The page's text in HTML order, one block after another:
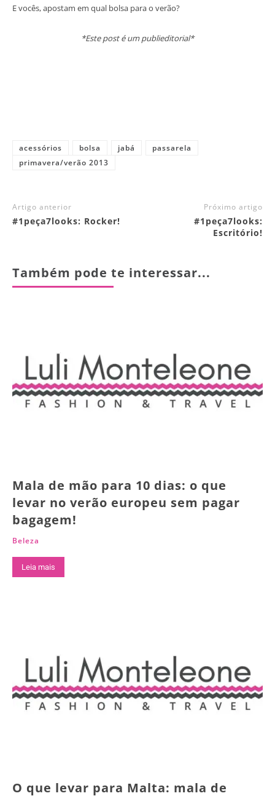
E vocês, apostam em qual bolsa para o verão?
*Este post é um publieditorial*
acessórios bolsa jabá
passarela
primavera/verão 2013
Artigo anterior
#1peça7looks: Rocker!
Próximo artigo
#1peça7looks:
Escritório!
Também pode te interessar...
Mala de mão para 10 dias: o que
levar no verão europeu sem pagar
bagagem!
Beleza
Leia mais
O que levar para Malta: mala de